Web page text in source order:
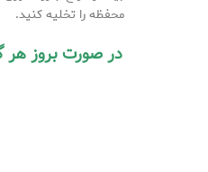
محفظه را تخلیه کنید.
در صورت بروز هر